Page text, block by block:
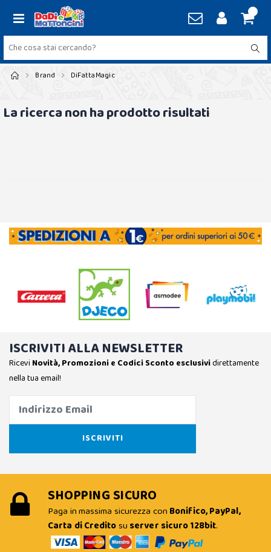
Brand DiFattaMagic
La ricerca non ha prodotto risultati
ISCRIVITI ALLA NEWSLETTER
Ricevi Novità, Promozioni e Codici Sconto esclusividirettamente
nella tua email!
SHOPPING SICURO
Paga in massima sicurezza con Bonifico, PayPal,
Carta di Creditosu server sicuro 128bit.